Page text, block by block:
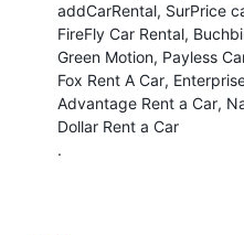
addCarRental SurPrice
FireFly Car Rental
Green Motion Payless
Fox Rent A Car
Advantage Rent a Car
Dollar Rent a Car
.